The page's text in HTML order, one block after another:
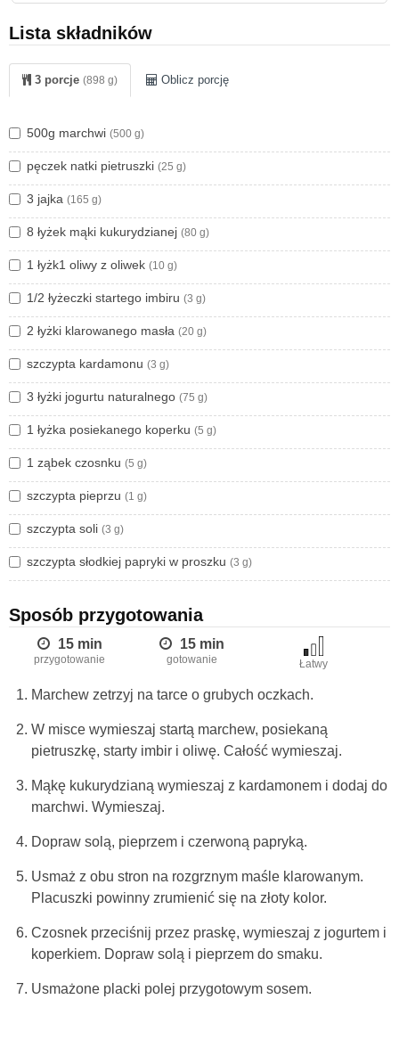
placuszki, polecam także
Polecam Wam także mój artykuł:Obiad bez mięsa? 6
prawidzwiym mięsożercom.
Smacznego!
Lista składników
3 porcje (898 g) Oblicz porcję
500g marchwi (500 g)
pęczek natki pietruszki (25 g)
3 jajka (165 g)
8 łyżek mąki kukurydzianej (80 g)
1 łyżk1 oliwy z oliwek (10 g)
1/2 łyżeczki startego imbiru (3 g)
2 łyżki klarowanego masła (20 g)
szczypta kardamonu (3 g)
3 łyżki jogurtu naturalnego (75 g)
1 łyżka posiekanego koperku (5 g)
1 ząbek czosnku (5 g)
szczypta pieprzu (1 g)
szczypta soli (3 g)
szczypta słodkiej papryki w proszku (3 g)
Sposób przygotowania
15 min
przygotowanie
15 min
gotowanie Łatwy
Marchew zetrzyj na tarce o grubych oczkach.
W misce wymieszaj startą marchew, posiekaną
pietruszkę, starty imbir i oliwę. Całość wymieszaj.
Mąkę kukurydzianą wymieszaj z kardamonem i dodaj do
marchwi. Wymieszaj.
Dopraw solą, pieprzem i czerwoną papryką.
Usmaż z obu stron na rozgrznym maśle klarowanym.
Placuszki powinny zrumienić się na złoty kolor.
Czosnek przeciśnij przez praskę, wymieszaj z jogurtem i
koperkiem. Dopraw solą i pieprzem do smaku.
Usmażone placki polej przygotowym sosem.